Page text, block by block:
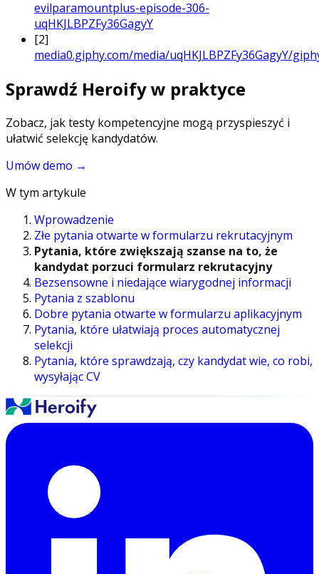
evilparamountplus-episode-306-
uqHKJLBPZFy36GagyY
[2]
media0.giphy.com/media/uqHKJLBPZFy36GagyY/
Sprawdź Heroify w praktyce
Zobacz, jak testy kompetencyjne mogą przyspieszyć i
ułatwić selekcję kandydatów.
Umów demo →
W tym artykule
Wprowadzenie
Złe pytania otwarte w formularzu rekrutacyjnym
Pytania, które zwiększają szanse na to, że
kandydat porzuci formularz rekrutacyjny
Bezsensowne i niedające wiarygodnej informacji
Pytania z szablonu
Dobre pytania otwarte w formularzu aplikacyjnym
Pytania, które ułatwiają proces automatycznej
selekcji
Pytania, które sprawdzają, czy kandydat wie, co robi,
wysyłając CV